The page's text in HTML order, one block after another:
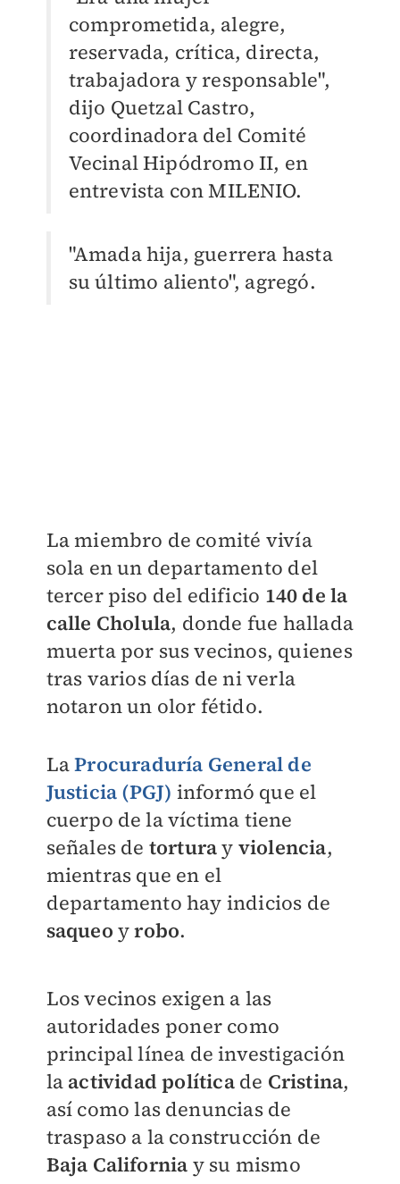
comprometida, alegre,
reservada, crítica, directa,
trabajadora y responsable",
dijo Quetzal Castro,
coordinadora del Comité
Vecinal Hipódromo II, en
entrevista con MILENIO.
"Amada hija, guerrera hasta
su último aliento", agregó.
La miembro de comité vivía
sola en un departamento del
tercer piso del edificio 140 de la
calle Cholula, donde fue hallada
muerta por sus vecinos, quienes
tras varios días de ni verla
notaron un olor fétido.
LaProcuraduría General de
Justicia (PGJ) informó que el
cuerpo de la víctima tiene
señales de torturay violencia,
mientras que en el
departamento hay indicios de
saqueo yrobo.
Los vecinos exigen a las
autoridades poner como
principal línea de investigación
la actividad políticade Cristina,
así como las denuncias de
traspaso a la construcción de
Baja California y su mismo